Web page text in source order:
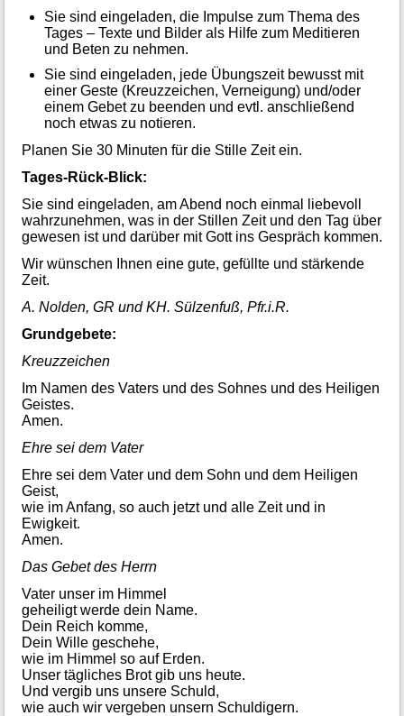
Sie sind eingeladen, die Impulse zum Thema des
Tages – Texte und Bilder als Hilfe zum Meditieren
und Beten zu nehmen.
Sie sind eingeladen, jede Übungszeit bewusst mit
einer Geste (Kreuzzeichen, Verneigung) und/oder
einem Gebet zu beenden und evtl. anschließend
noch etwas zu notieren.
Planen Sie 30 Minuten für die Stille Zeit ein.
Tages-Rück-Blick:
Sie sind eingeladen, am Abend noch einmal liebevoll
wahrzunehmen, was in der Stillen Zeit und den Tag über
gewesen ist und darüber mit Gott ins Gespräch kommen.
Wir wünschen Ihnen eine gute, gefüllte und stärkende
Zeit.
A. Nolden, GR und KH. Sülzenfuß, Pfr.i.R.
Grundgebete:
Kreuzzeichen
Im Namen des Vaters und des Sohnes und des Heiligen
Geistes.
Amen.
Ehre sei dem Vater
Ehre sei dem Vater und dem Sohn und dem Heiligen
Geist,
wie im Anfang, so auch jetzt und alle Zeit und in
Ewigkeit.
Amen.
Das Gebet des Herrn
Vater unser im Himmel
geheiligt werde dein Name.
Dein Reich komme,
Dein Wille geschehe,
wie im Himmel so auf Erden.
Unser tägliches Brot gib uns heute.
Und vergib uns unsere Schuld,
wie auch wir vergeben unsern Schuldigern.